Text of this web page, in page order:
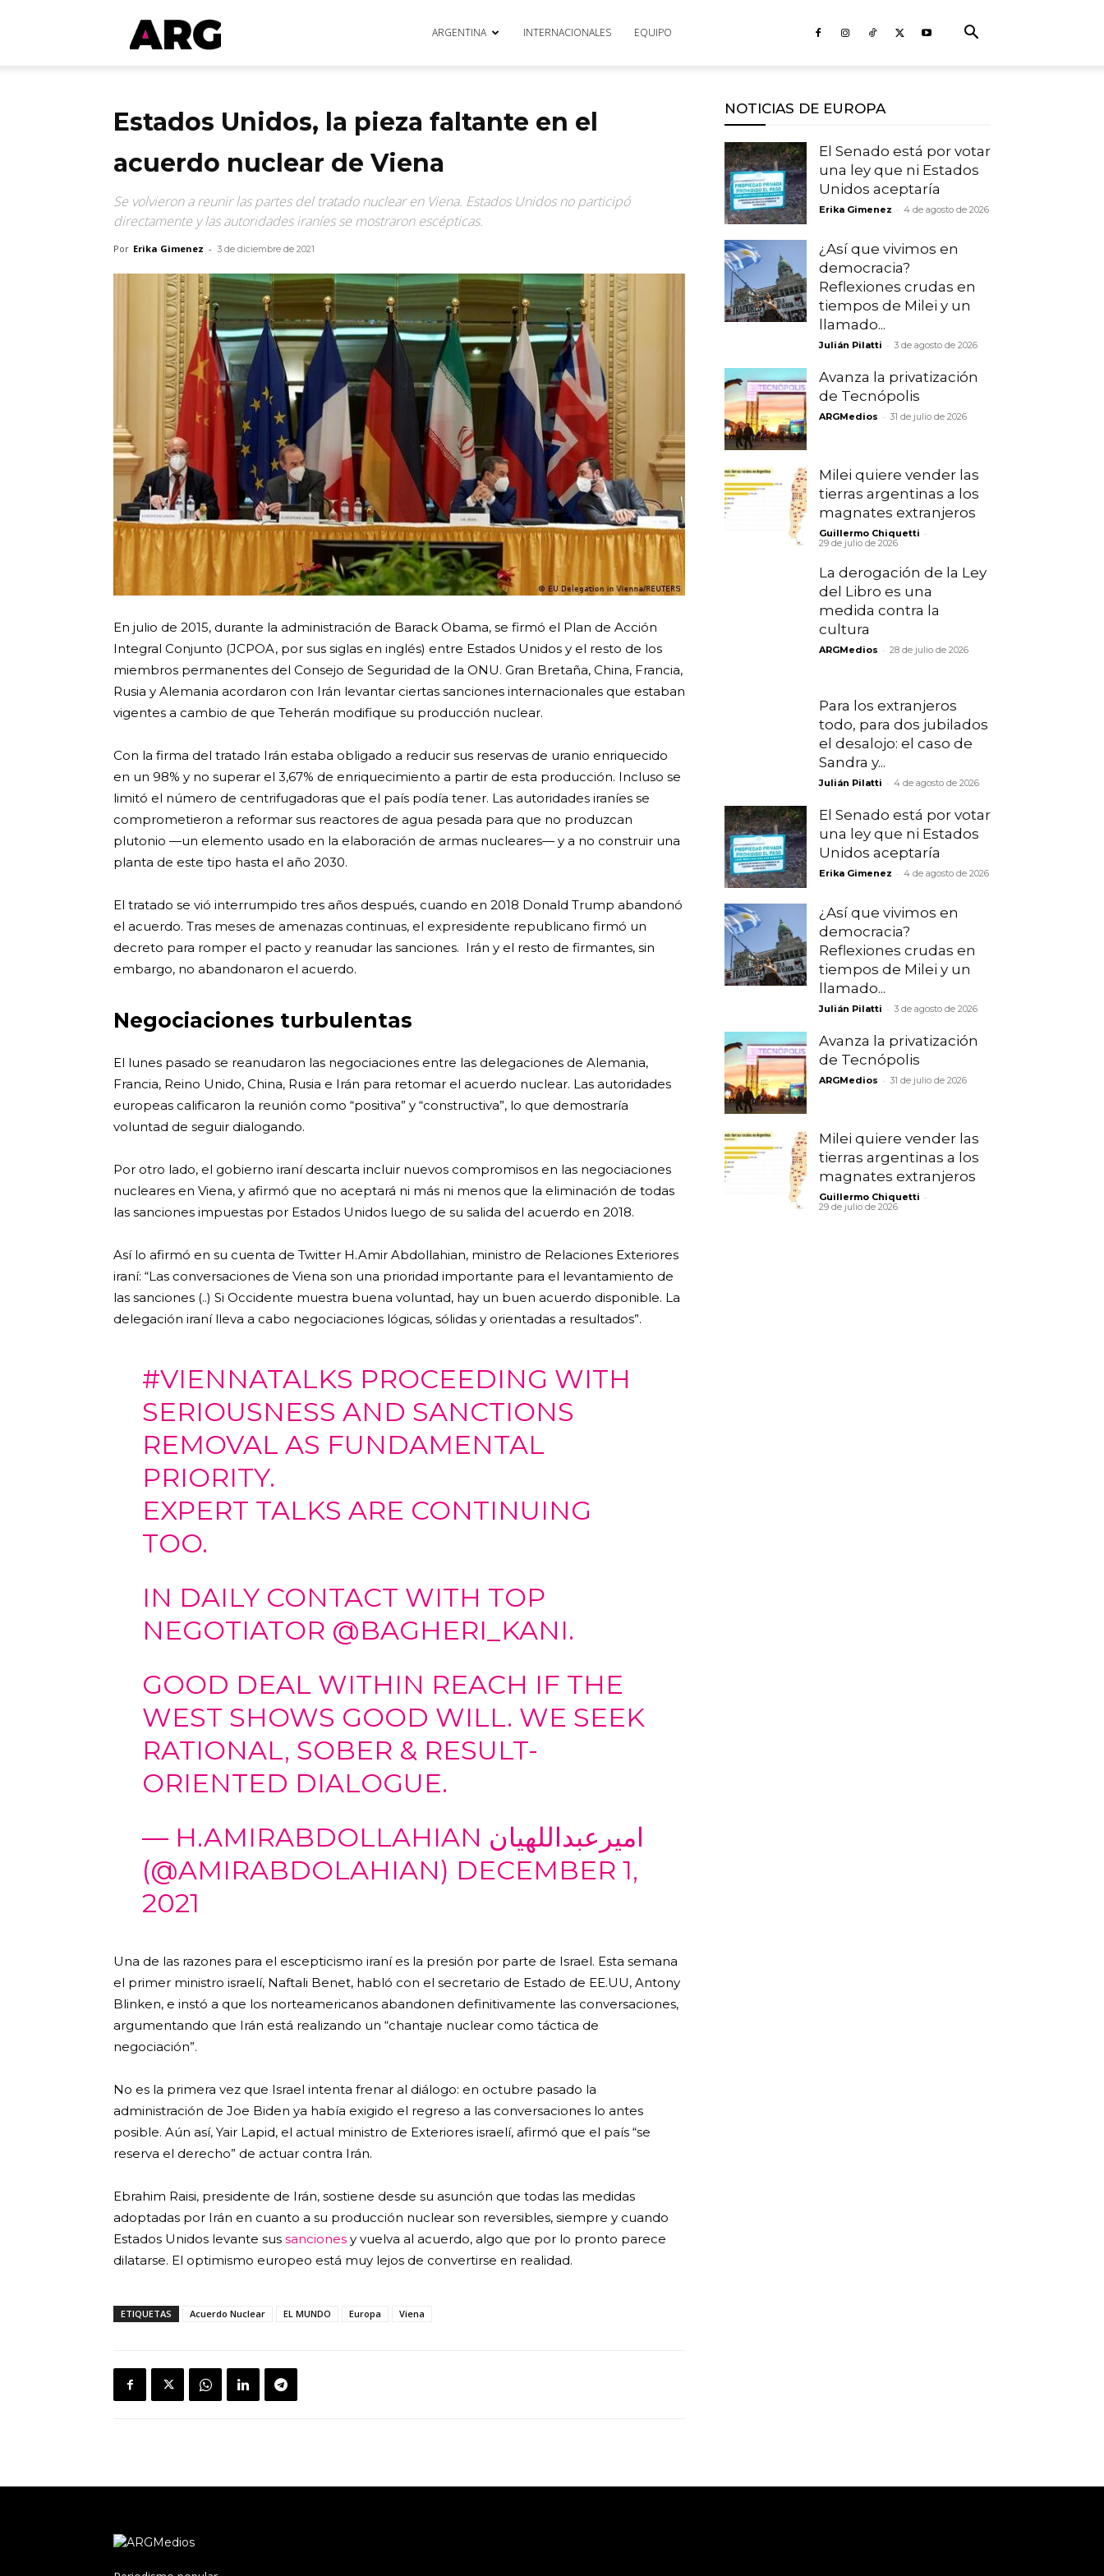
ARGmedios ARGENTINA INTERNACIONALES EQUIPO
Estados Unidos, la pieza faltante en el
acuerdo nuclear de Viena
Se volvieron a reunir las partes del tratado nuclear en Viena. Estados Unidos no participó
directamente y las autoridades iraníes se mostraron escépticas.
Por Erika Gimenez - 3 de diciembre de 2021
En julio de 2015, durante la administración de Barack Obama, se firmó el Plan de Acción
Integral Conjunto (JCPOA, por sus siglas en inglés) entre Estados Unidos y el resto de los
miembros permanentes del Consejo de Seguridad de la ONU. Gran Bretaña, China, Francia,
Rusia y Alemania acordaron con Irán levantar ciertas sanciones internacionales que estaban
vigentes a cambio de que Teherán modifique su producción nuclear.
Con la firma del tratado Irán estaba obligado a reducir sus reservas de uranio enriquecido
en un 98% y no superar el 3,67% de enriquecimiento a partir de esta producción. Incluso se
limitó el número de centrifugadoras que el país podía tener. Las autoridades iraníes se
comprometieron a reformar sus reactores de agua pesada para que no produzcan
plutonio —un elemento usado en la elaboración de armas nucleares— y a no construir una
planta de este tipo hasta el año 2030.
El tratado se vió interrumpido tres años después, cuando en 2018 Donald Trump abandonó
el acuerdo. Tras meses de amenazas continuas, el expresidente republicano firmó un
decreto para romper el pacto y reanudar las sanciones. Irán y el resto de firmantes, sin
embargo, no abandonaron el acuerdo.
Negociaciones turbulentas
El lunes pasado se reanudaron las negociaciones entre las delegaciones de Alemania,
Francia, Reino Unido, China, Rusia e Irán para retomar el acuerdo nuclear. Las autoridades
europeas calificaron la reunión como “positiva” y “constructiva”, lo que demostraría
voluntad de seguir dialogando.
Por otro lado, el gobierno iraní descarta incluir nuevos compromisos en las negociaciones
nucleares en Viena, y afirmó que no aceptará ni más ni menos que la eliminación de todas
las sanciones impuestas por Estados Unidos luego de su salida del acuerdo en 2018.
Así lo afirmó en su cuenta de Twitter H.Amir Abdollahian, ministro de Relaciones Exteriores
iraní: “Las conversaciones de Viena son una prioridad importante para el levantamiento de
las sanciones (..) Si Occidente muestra buena voluntad, hay un buen acuerdo disponible. La
delegación iraní lleva a cabo negociaciones lógicas, sólidas y orientadas a resultados”.
#VIENNATALKS PROCEEDING WITH
SERIOUSNESS AND SANCTIONS
REMOVAL AS FUNDAMENTAL
PRIORITY.
EXPERT TALKS ARE CONTINUING
TOO.
IN DAILY CONTACT WITH TOP
NEGOTIATOR @BAGHERI_KANI.
GOOD DEAL WITHIN REACH IF THE
WEST SHOWS GOOD WILL. WE SEEK
RATIONAL, SOBER & RESULT-
ORIENTED DIALOGUE.
— H.AMIRABDOLLAHIAN امیرعبداللهیان
(@AMIRABDOLAHIAN) DECEMBER 1,
2021
Una de las razones para el escepticismo iraní es la presión por parte de Israel. Esta semana
el primer ministro israelí, Naftali Benet, habló con el secretario de Estado de EE.UU, Antony
Blinken, e instó a que los norteamericanos abandonen definitivamente las conversaciones,
argumentando que Irán está realizando un “chantaje nuclear como táctica de
negociación”.
No es la primera vez que Israel intenta frenar al diálogo: en octubre pasado la
administración de Joe Biden ya había exigido el regreso a las conversaciones lo antes
posible. Aún así, Yair Lapid, el actual ministro de Exteriores israelí, afirmó que el país “se
reserva el derecho” de actuar contra Irán.
Ebrahim Raisi, presidente de Irán, sostiene desde su asunción que todas las medidas
adoptadas por Irán en cuanto a su producción nuclear son reversibles, siempre y cuando
Estados Unidos levante sus sanciones y vuelva al acuerdo, algo que por lo pronto parece
dilatarse. El optimismo europeo está muy lejos de convertirse en realidad.
ETIQUETAS Acuerdo Nuclear EL MUNDO Europa Viena
NOTICIAS DE EUROPA
El Senado está por votar
una ley que ni Estados
Unidos aceptaría
Erika Gimenez - 4 de agosto de 2026
¿Así que vivimos en
democracia?
Reflexiones crudas en
tiempos de Milei y un
llamado...
Julián Pilatti - 3 de agosto de 2026
Avanza la privatización
de Tecnópolis
ARGMedios - 31 de julio de 2026
Milei quiere vender las
tierras argentinas a los
magnates extranjeros
Guillermo Chiquetti -
29 de julio de 2026
La derogación de la Ley
del Libro es una
medida contra la
cultura
ARGMedios - 28 de julio de 2026
Para los extranjeros
todo, para dos jubilados
el desalojo: el caso de
Sandra y...
Julián Pilatti - 4 de agosto de 2026
El Senado está por votar
una ley que ni Estados
Unidos aceptaría
Erika Gimenez - 4 de agosto de 2026
¿Así que vivimos en
democracia?
Reflexiones crudas en
tiempos de Milei y un
llamado...
Julián Pilatti - 3 de agosto de 2026
Avanza la privatización
de Tecnópolis
ARGMedios - 31 de julio de 2026
Milei quiere vender las
tierras argentinas a los
magnates extranjeros
Guillermo Chiquetti -
29 de julio de 2026